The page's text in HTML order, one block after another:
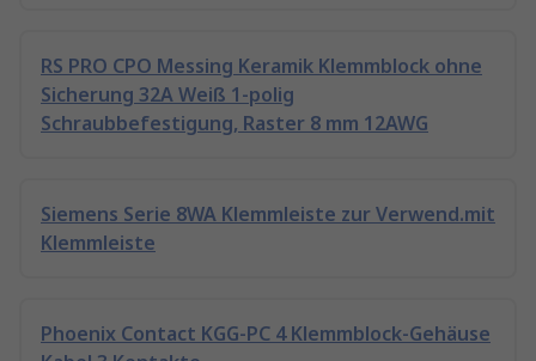
RS PRO CPO Messing Keramik Klemmblock ohne
Sicherung 32A Weiß 1-polig
Schraubbefestigung, Raster 8 mm 12AWG
Siemens Serie 8WA Klemmleiste zur Verwend.mit
Klemmleiste
Phoenix Contact KGG-PC 4 Klemmblock-Gehäuse